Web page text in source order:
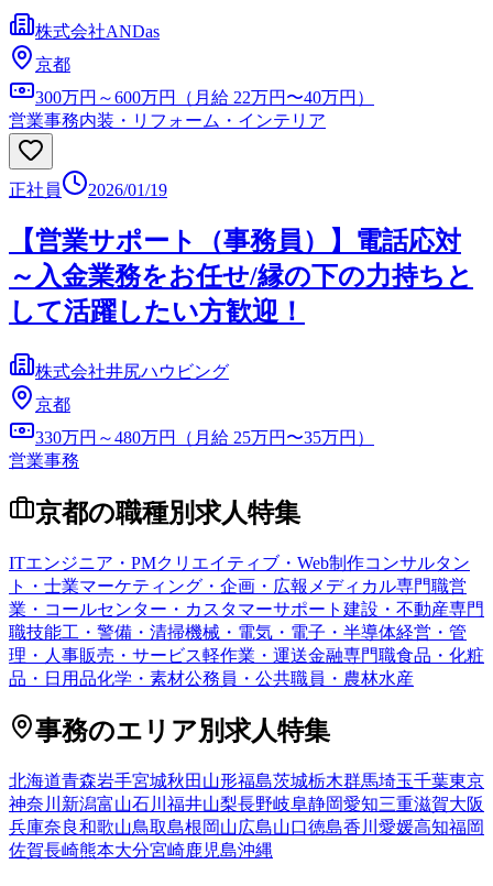
株式会社ANDas
京都
300万円～600万円（月給 22万円〜40万円）
営業事務内装・リフォーム・インテリア
正社員 2026/01/19
【営業サポート（事務員）】電話応対
～入金業務をお任せ/縁の下の力持ちと
して活躍したい方歓迎！
株式会社井尻ハウビング
京都
330万円～480万円（月給 25万円〜35万円）
営業事務
京都の職種別求人特集
ITエンジニア・PMクリエイティブ・Web制作コンサルタン
ト・士業マーケティング・企画・広報 メディカル専門職営
業・コールセンター・カスタマーサポート 建設・不動産専門
職技能工・警備・清掃機械・電気・電子・半導体経営・管
理・人事販売・サービス軽作業・運送金融専門職食品・化粧
品・日用品化学・素材公務員・公共職員・農林水産
事務のエリア別求人特集
北海道青森岩手宮城秋田 山形福島茨城栃木群馬埼玉千葉東京
神奈川 新潟富山石川 福井山梨長野岐阜静岡愛知三重滋賀大阪
兵庫奈良和歌山鳥取島根岡山広島山口徳島香川 愛媛高知福岡
佐賀長崎熊本大分宮崎鹿児島沖縄